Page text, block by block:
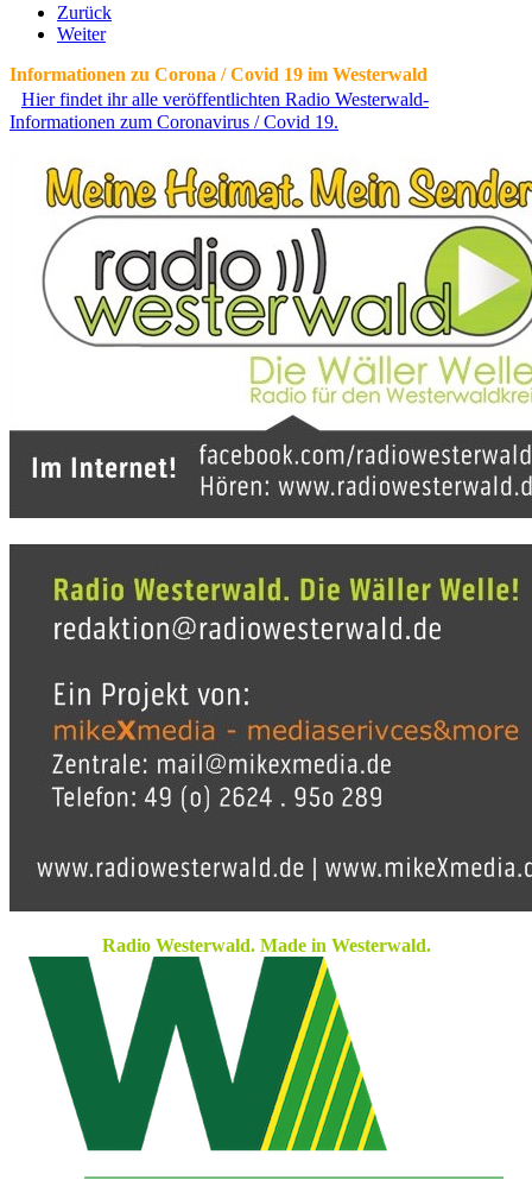
Zurück
Weiter
Informationen zu Corona / Covid 19 im Westerwald
Hier findet ihr alle veröffentlichten Radio Westerwald-
Informationen zum Coronavirus / Covid 19.
Radio Westerwald. Made in Westerwald.